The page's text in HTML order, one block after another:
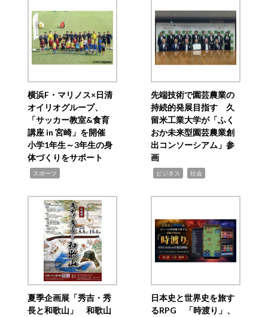
横浜F・マリノス×日清
オイリオグループ、
「サッカー教室&食育
講座 in 宮崎」を開催
小学1年生～3年生の身
体づくりをサポート
スポーツ
先端技術で園芸農業の
持続的発展目指す 久
留米工業大学が「ふく
おか未来型園芸農業創
出コンソーシアム」参
画
ビジネス 社会
夏季企画展「秀吉・秀
長と和歌山」 和歌山
日本史と世界史を旅す
るRPG 「時渡り」、